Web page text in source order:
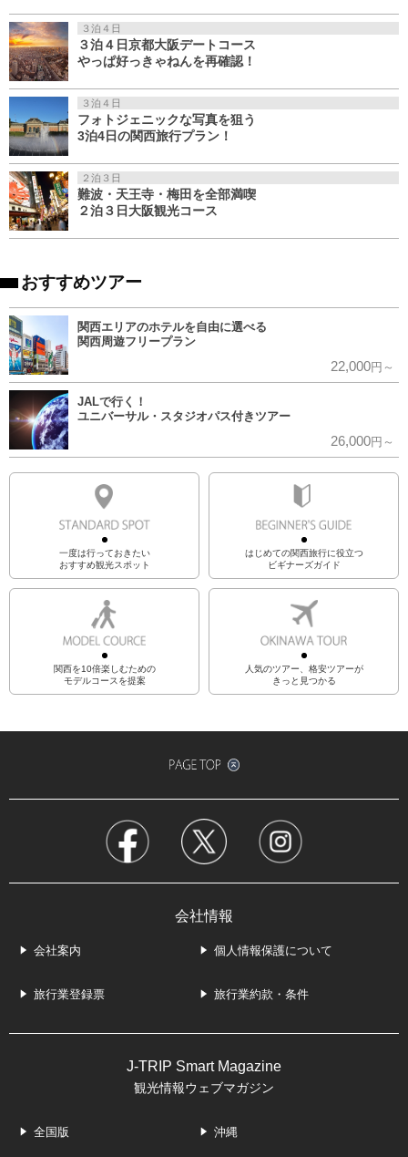
３泊４日
３泊４日京都大阪デートコース
やっぱ好っきゃねんを再確認！
３泊４日
フォトジェニックな写真を狙う
3泊4日の関西旅行プラン！
２泊３日
難波・天王寺・梅田を全部満喫
２泊３日大阪観光コース
おすすめツアー
関西エリアのホテルを自由に選べる
関西周遊フリープラン
22,000円～
JALで行く！
ユニバーサル・スタジオパス付きツアー
26,000円～
一度は行っておきたい
おすすめ観光スポット
はじめての関西旅行に役立つ
ビギナーズガイド
関西を10倍楽しむための
モデルコースを提案
人気のツアー、格安ツアーが
きっと見つかる
会社情報
会社案内 個人情報保護について
旅行業登録票 旅行業約款・条件
J-TRIP Smart Magazine
観光情報ウェブマガジン
全国版 沖縄